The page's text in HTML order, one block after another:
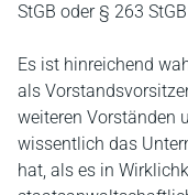
StGB oder § 263
Es ist hinreichend
als
weiteren Vorständen
wissentlich das
hat, als es in